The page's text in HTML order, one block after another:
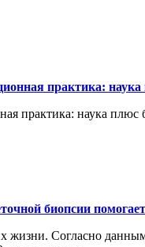
практика: наука
практика: наука
биопсии
Согласно